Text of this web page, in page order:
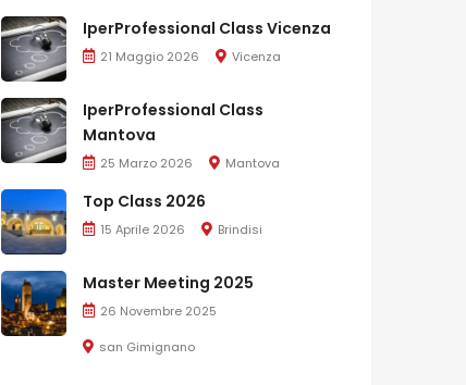
IperProfessional Class Vicenza
21 Maggio 2026 Vicenza
IperProfessional Class
Mantova
25 Marzo 2026 Mantova
Top Class 2026
15 Aprile 2026 Brindisi
Master Meeting 2025
26 Novembre 2025
san Gimignano